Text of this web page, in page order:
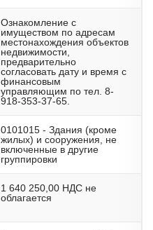
Ознакомление с
имуществом по адресам
местонахождения объектов
недвижимости,
предварительно
согласовать дату и время с
финансовым
управляющим по тел. 8-
918-353-37-65.
0101015 - Здания (кроме
жилых) и сооружения, не
включенные в другие
группировки
1 640 250,00 НДС не
облагается